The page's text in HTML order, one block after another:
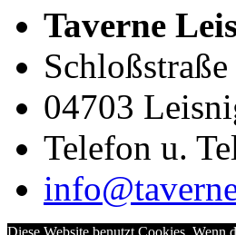
Taverne
Schloßstraße
04703
Telefon u.
Diese Website benutzt Cookies. Wenn